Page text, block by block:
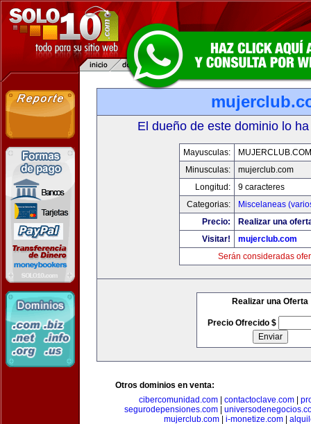
El dueño de este dominio lo
Mayusculas:
MUJERCLUB.COM
Minusculas:
mujerclub.com
Longitud:
9 caracteres
Categorias:
Miscelaneas
Precio:
Realizar una
Visitar!
mujerclub.com
Serán consideradas
Realizar una Oferta
Precio Ofrecido $
Otros dominios en venta:
cibercomunidad.com
contactoclave.com
segurodepensiones.com
mujerclub.com
i-monetize.com